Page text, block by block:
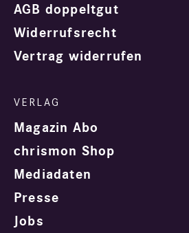
AGB doppeltgut
Widerrufsrecht
Vertrag widerrufen
Magazin Abo
chrismon Shop
Mediadaten
Presse
Jobs